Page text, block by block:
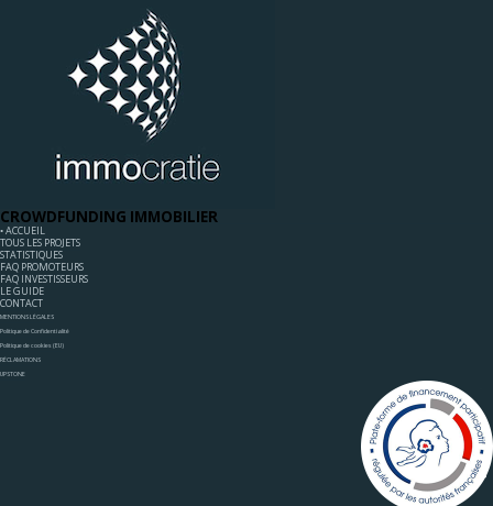
CROWDFUNDING IMMOBILIER
◦ ACCUEIL
TOUS LES PROJETS
STATISTIQUES
FAQ PROMOTEURS
FAQ INVESTISSEURS
LE GUIDE
CONTACT
MENTIONS LÉGALES
Politique de Confidentialité
Politique de cookies (EU)
RÉCLAMATIONS
UPSTONE